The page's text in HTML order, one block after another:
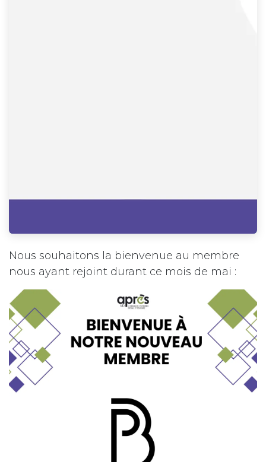
Nous souhaitons la bienvenue au membre
nous ayant rejoint durant ce mois de mai :